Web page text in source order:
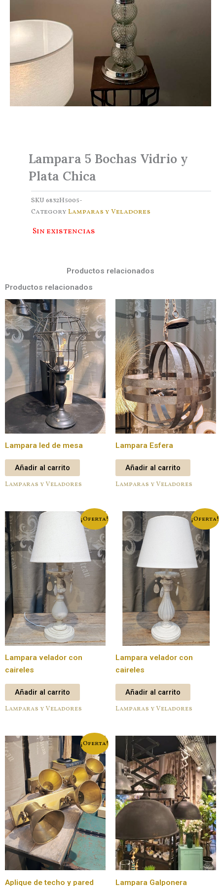
Lampara 5 Bochas Vidrio y
Plata Chica
SKU 6832H5005-
Category Lamparas y Veladores
Sin existencias
Productos relacionados
Productos relacionados
Lampara led de mesa
Añadir al carrito
Lamparas y Veladores
Lampara Esfera
Añadir al carrito
Lamparas y Veladores
¡Oferta!
Lampara velador con
caireles
Añadir al carrito
Lamparas y Veladores
¡Oferta!
Lampara velador con
caireles
Añadir al carrito
Lamparas y Veladores
¡Oferta!
Aplique de techo y pared Lampara Galponera